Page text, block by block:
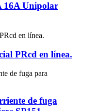
16A Unipolar
PRcd en línea.
de fuga